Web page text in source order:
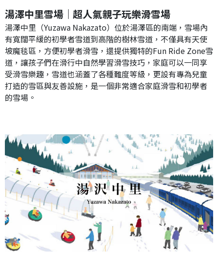
湯澤中里雪場｜超人氣親子玩樂滑雪場
湯澤中里（Yuzawa Nakazato）位於湯澤區的南端，雪場內
有寬闊平緩的初學者雪道到高階的樹林雪道，不僅具有天使
坡魔毯區，方便初學者滑雪，還提供獨特的Fun Ride Zone雪
道，讓孩子們在滑行中自然學習滑雪技巧，家庭可以一同享
受滑雪樂趣，雪道也涵蓋了各種難度等級，更設有專為兒童
打造的雪區與友善設施，是一個非常適合家庭滑雪和初學者
的雪場。